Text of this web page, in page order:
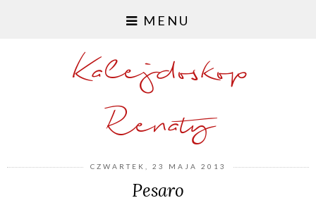
MENU
Kalejdoskop
Renaty
CZWARTEK, 23 MAJA 2013
Pesaro